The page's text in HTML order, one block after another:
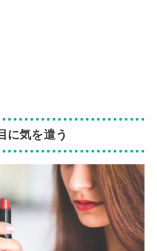
に気を遣う